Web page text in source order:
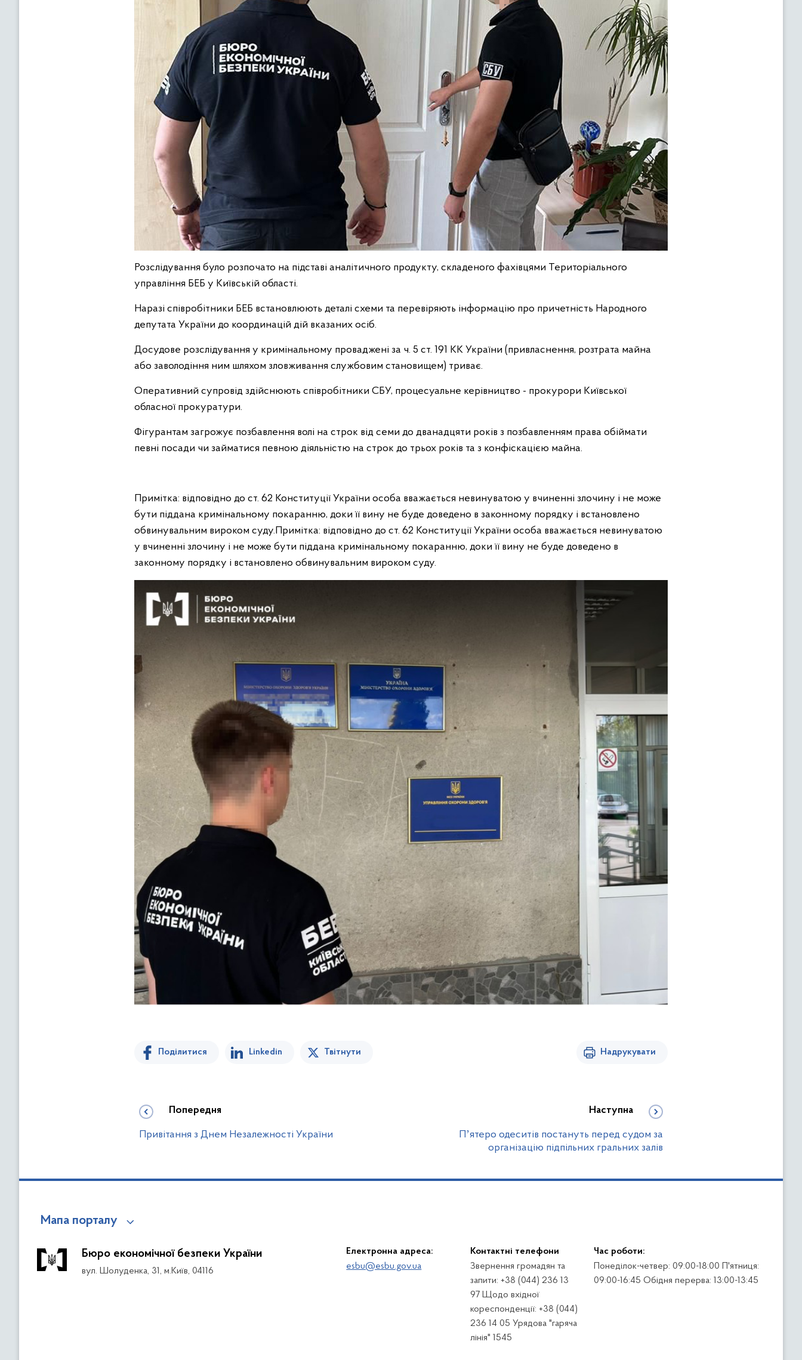
Розслідування було розпочато на підставі аналітичного продукту, складеного фахівцями Територіального
управління БЕБ у Київській області.
Наразі співробітники БЕБ встановлюють деталі схеми та перевіряють інформацію про причетність Народного
депутата України до координацій дій вказаних осіб.
Досудове розслідування у кримінальному проваджені за ч. 5 ст. 191 КК України (привласнення, розтрата майна
або заволодіння ним шляхом зловживання службовим становищем) триває.
Оперативний супровід здійснюють співробітники СБУ, процесуальне керівництво - прокурори Київської
обласної прокуратури.
Фігурантам загрожує позбавлення волі на строк від семи до дванадцяти років з позбавленням права обіймати
певні посади чи займатися певною діяльністю на строк до трьох років та з конфіскацією майна.
Примітка: відповідно до ст. 62 Конституції України особа вважається невинуватою у вчиненні злочину і не може
бути піддана кримінальному покаранню, доки її вину не буде доведено в законному порядку і встановлено
обвинувальним вироком суду.Примітка: відповідно до ст. 62 Конституції України особа вважається невинуватою
у вчиненні злочину і не може бути піддана кримінальному покаранню, доки її вину не буде доведено в
законному порядку і встановлено обвинувальним вироком суду.
Поділитися Linkedin Твітнути Надрукувати
Попередня
Привітання з Днем Незалежності України
Наступна
Пʼятеро одеситів постануть перед судом за
організацію підпільних гральних залів
Мапа порталу
Бюро економічної безпеки України
вул. Шолуденка, 31, м.Київ, 04116
Електронна адреса:
esbu@esbu.gov.ua
Контактні телефони
Звернення громадян та
запити: +38 (044) 236 13
97 Щодо вхідної
кореспонденції: +38 (044)
236 14 05 Урядова "гаряча
лінія" 1545
Час роботи:
Понеділок-четвер: 09:00-18:00 П'ятниця:
09:00-16:45 Обідня перерва: 13:00-13:45